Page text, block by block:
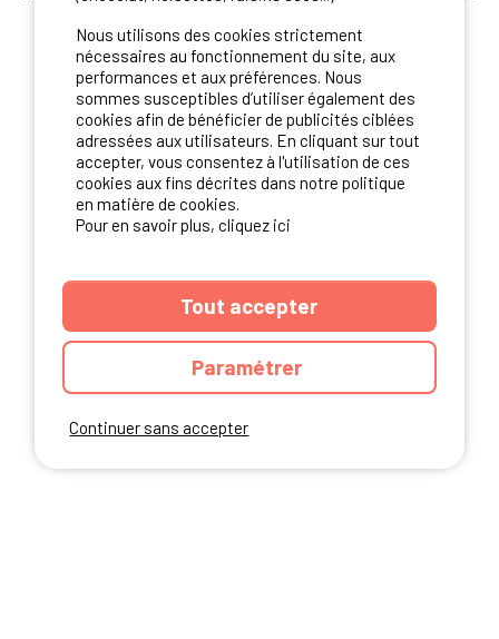
S'ABONNER
NOS PARTENAIRES
Continuer sans accepter
Nous utilisons des cookies strictement
nécessaires au fonctionnement du site, aux
performances et aux préférences. Nous
sommes susceptibles d’utiliser également des
cookies afin de bénéficier de publicités ciblées
adressées aux utilisateurs. En cliquant sur tout
accepter, vous consentez à l'utilisation de ces
cookies aux fins décrites dans notre politique
en matière de cookies.
Pour en savoir plus, cliquez ici
Tout accepter
Paramétrer